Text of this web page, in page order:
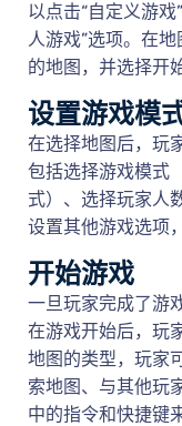
以点击“自定义游戏
人游戏”选项。在
的地图，并选择开
设置游戏模
在选择地图后，玩
包括选择游戏模式
式）、选择玩家人
设置其他游戏选项
开始游戏
一旦玩家完成了游
在游戏开始后，玩
地图的类型，玩家
索地图、与其他玩
中的指令和快捷键